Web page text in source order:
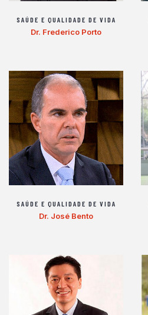
SAÚDE E QUALIDADE DE VIDA
Dr. Frederico Porto
SAÚDE E QUALIDADE DE VIDA
Dr. José Bento